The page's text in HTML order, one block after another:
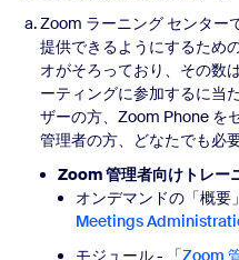
Zoom ラーニング センター
提供できるようにするため
オがそろっており、その数
ーティングに参加するに当
ザーの方、Zoom Phone を
管理者の方、どなたでも必
Zoom 管理者向けトレー
オンデマンドの「概要
Meetings
モジュール - 「Zoom